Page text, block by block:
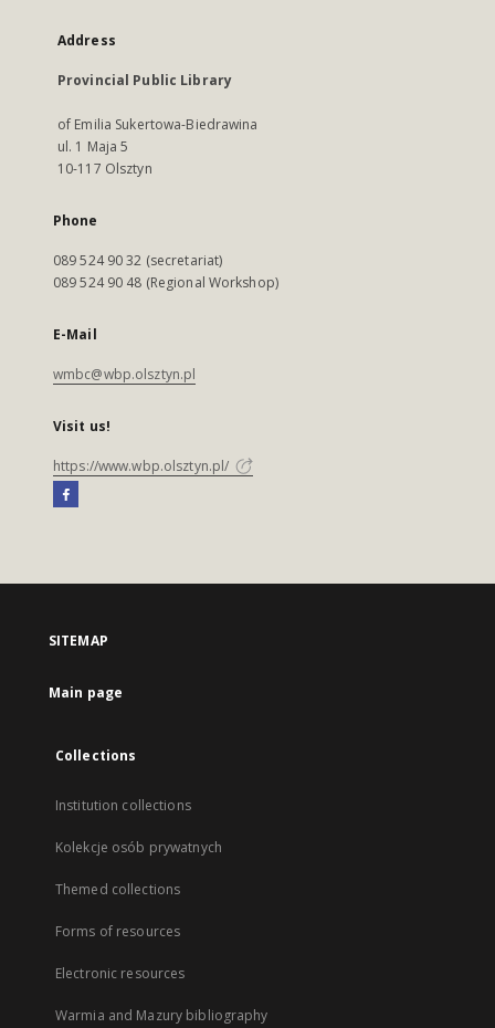
Address
Provincial Public Library
of Emilia Sukertowa-Biedrawina
ul. 1 Maja 5
10-117 Olsztyn
Phone
089 524 90 32 (secretariat)
089 524 90 48 (Regional Workshop)
E-Mail
wmbc@wbp.olsztyn.pl
Visit us!
https://www.wbp.olsztyn.pl/
SITEMAP
Main page
Collections
Institution collections
Kolekcje osób prywatnych
Themed collections
Forms of resources
Electronic resources
Warmia and Mazury bibliography